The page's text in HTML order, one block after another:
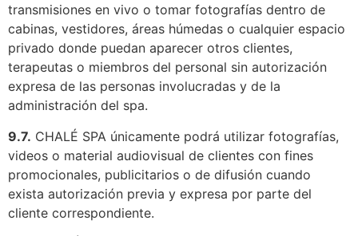
transmisiones en vivo o tomar fotografías dentro de
cabinas, vestidores, áreas húmedas o cualquier espacio
privado donde puedan aparecer otros clientes,
terapeutas o miembros del personal sin autorización
expresa de las personas involucradas y de la
administración del spa.
9.7. CHALÉ SPA únicamente podrá utilizar fotografías,
videos o material audiovisual de clientes con fines
promocionales, publicitarios o de difusión cuando
exista autorización previa y expresa por parte del
cliente correspondiente.